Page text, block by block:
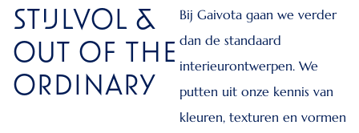
STIJLVOL &
OUT OF THE
ORDINARY
Bij Gaivota gaan we verder
dan de standaard
interieurontwerpen. We
putten uit onze kennis van
kleuren, texturen en vormen